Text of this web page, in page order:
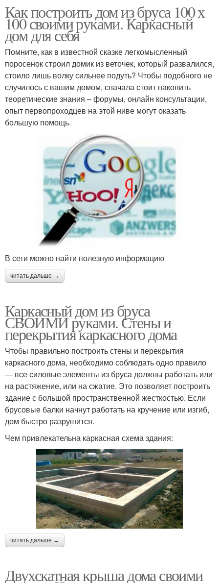
Как построить дом из бруса 100 х
100 своими руками. Каркасный
дом для себя
Помните, как в известной сказке легкомысленный
поросенок строил домик из веточек, который развалился,
стоило лишь волку сильнее подуть? Чтобы подобного не
случилось с вашим домом, сначала стоит накопить
теоретические знания – форумы, онлайн консультации,
опыт первопроходцев на этой ниве могут оказать
большую помощь.
В сети можно найти полезную информацию
читать дальше →
Каркасный дом из бруса
СВОИМИ руками. Стены и
перекрытия каркасного дома
Чтобы правильно построить стены и перекрытия
каркасного дома, необходимо соблюдать одно правило
— все силовые элементы из бруса должны работать или
на растяжение, или на сжатие. Это позволяет построить
здание с большой пространственной жесткостью. Если
брусовые балки начнут работать на кручение или изгиб,
дом быстро разрушится.
Чем привлекательна каркасная схема здания:
читать дальше →
Двухскатная крыша дома своими